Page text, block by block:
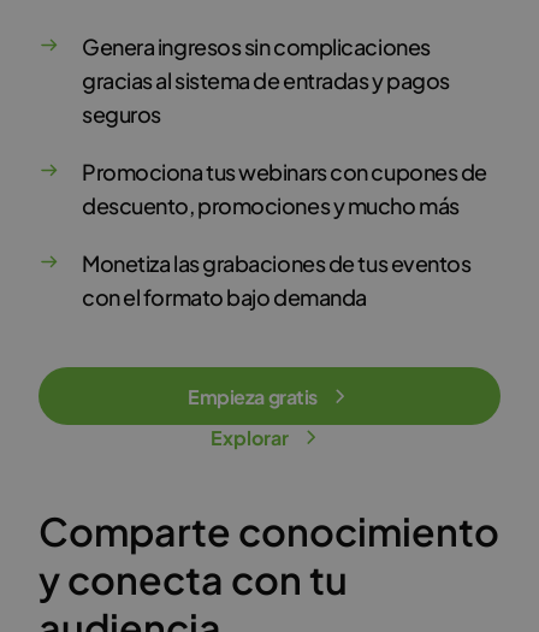
Genera ingresos sin complicaciones
gracias al sistema de entradas y pagos
seguros
Promociona tus webinars con cupones de
descuento, promociones y mucho más
Monetiza las grabaciones de tus eventos
con el formato bajo demanda
Empieza gratis
Explorar
Comparte conocimiento
y conecta con tu